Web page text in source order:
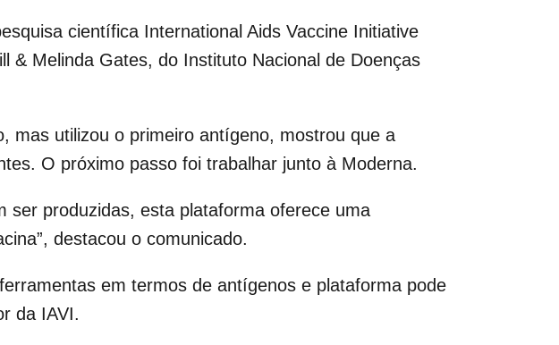
científica International Aids Vaccine Initiative
& Melinda Gates, do Instituto Nacional de Doenças
mas utilizou o primeiro antígeno, mostrou que a
O próximo passo foi trabalhar junto à Moderna.
ser produzidas, esta plataforma oferece uma
destacou o comunicado.
em termos de antígenos e plataforma pode
da IAVI.